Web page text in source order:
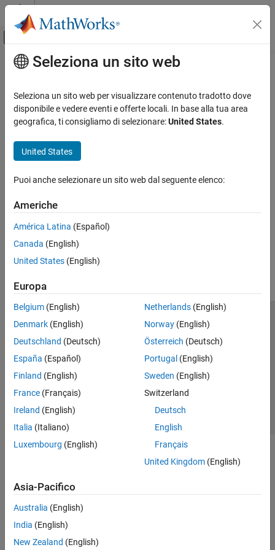
Vai al contenuto
Attiva/disattiva menu di navigazione
Pagina iniziale della documentazione
Contenuto principale
How useful was this information?
Seleziona un sito web
Seleziona un sito web per visualizzare contenuto tradotto dove
disponibile e vedere eventi e offerte locali. In base alla tua area
geografica, ti consigliamo di selezionare:United States.
United States
Puoi anche selezionare un sito web dal seguente elenco:
Americhe
América Latina (Español)
Canada (English)
United States (English)
Europa
Belgium (English)
Denmark (English)
Deutschland (Deutsch)
España (Español)
Finland (English)
France (Français)
Ireland (English)
Italia (Italiano)
Luxembourg (English)
Netherlands(English)
Norway(English)
Österreich (Deutsch)
Portugal (English)
Sweden (English)
Switzerland
Deutsch
English
Français
United Kingdom(English)
Asia-Pacifico
Australia (English)
India (English)
New Zealand (English)
Centro di fiducia
Informativa sulla privacy
Antipirateria
Stato dell'applicazione
Contatti
© 1994-2026 The MathWorks, Inc.